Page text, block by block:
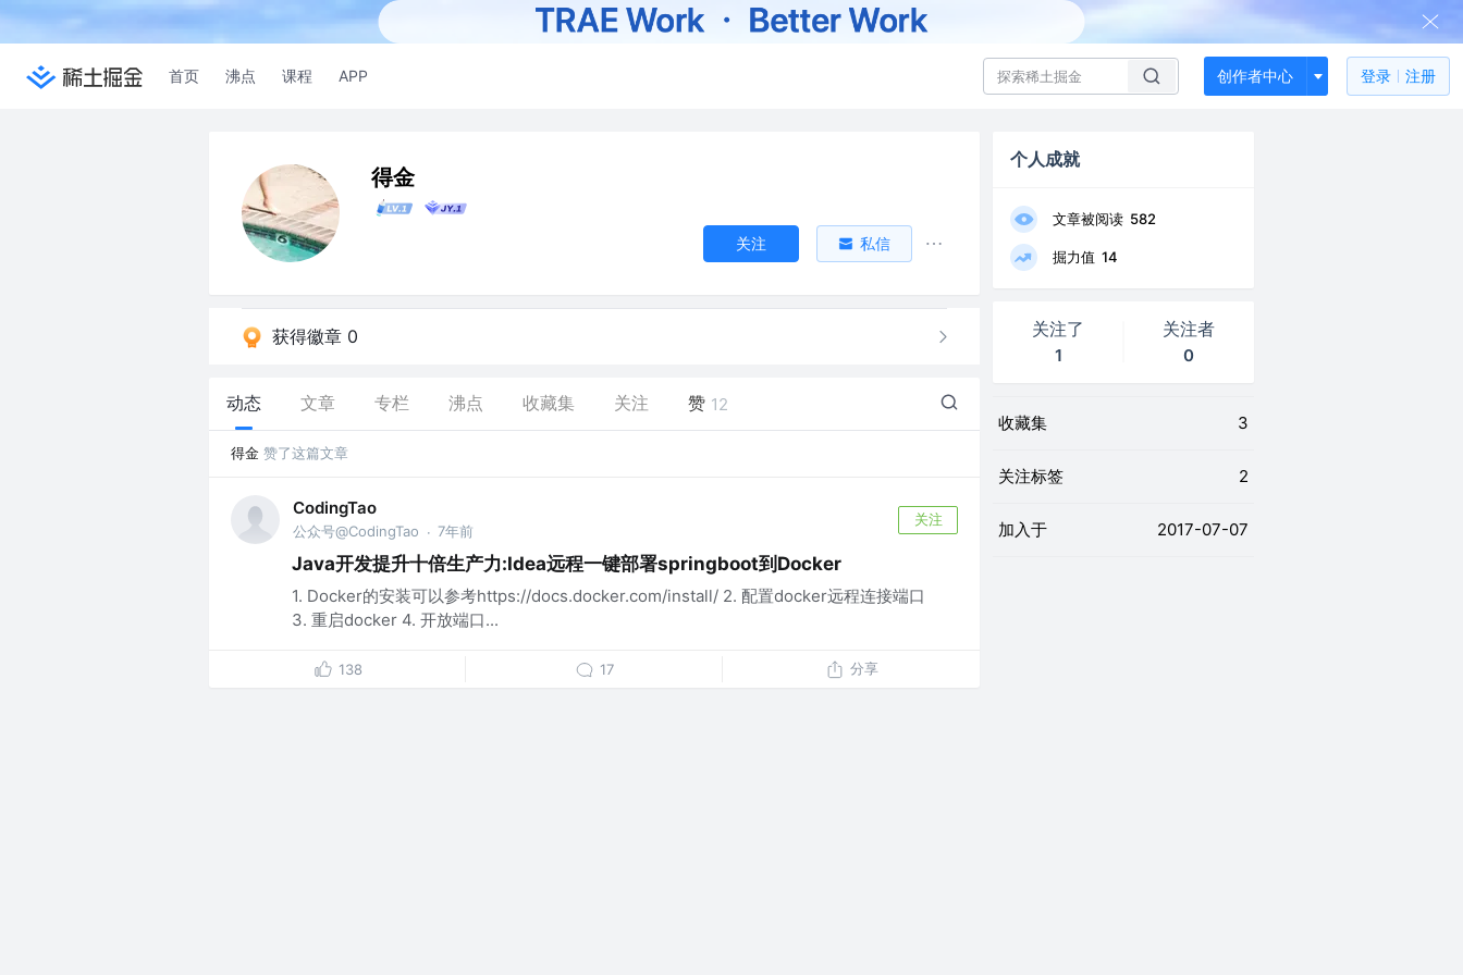
首页 沸点 课程 APP 创作者中心 登录 注册
得金
关注 私信
获得徽章 0
动态 文章 专栏 沸点 收藏集 关注 赞 12
得金 赞了这篇文章
CodingTao
公众号@CodingTao · 7年前
关注
Java开发提升十倍生产力:Idea远程一键部署springboot到Docker
1. Docker的安装可以参考https://docs.docker.com/install/ 2. 配置docker远程连接端口
3. 重启docker 4. 开放端口...
138 17 分享
个人成就
文章被阅读 582
掘力值 14
关注了
1
关注者
0
收藏集 3
关注标签 2
加入于 2017-07-07